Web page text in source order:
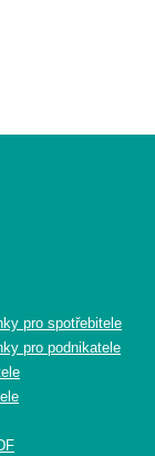
pro spotřebitele
pro podnikatele